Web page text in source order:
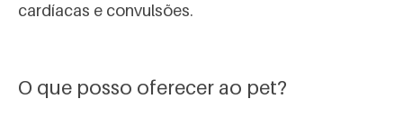
cardíacas e convulsões.
O que posso oferecer ao pet?